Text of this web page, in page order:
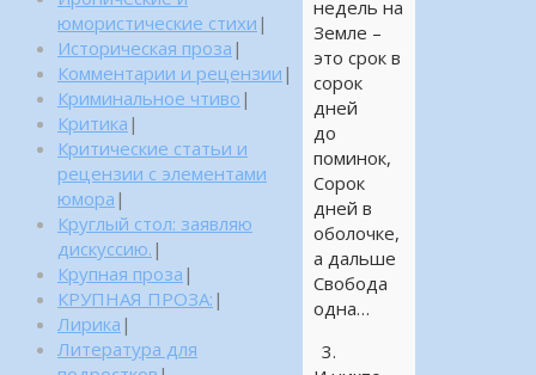
недель на
Земле –
это срок в
сорок
дней
до
поминок,
Сорок
дней в
оболочке,
а дальше
Свобода
одна…
3.
юмористические стихи |
Историческая проза |
Комментарии и рецензии |
Криминальное чтиво |
Критика |
Критические статьи и
рецензии с элементами
юмора |
Круглый стол: заявляю
дискуссию. |
Крупная проза |
КРУПНАЯ ПРОЗА: |
Лирика |
Литература для